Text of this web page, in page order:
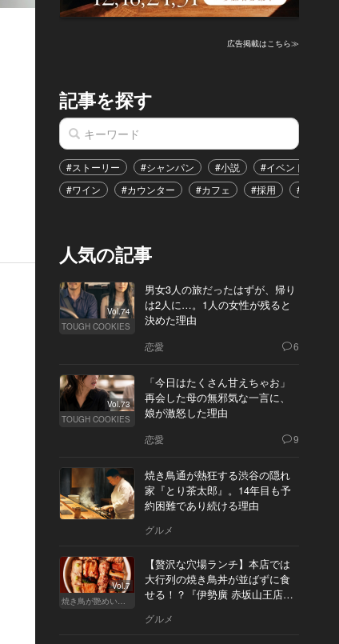
広告掲載はこちら≫
記事を探す
#ストーリー #シャンパン #小説 #イベント
#ワイン
#カウンター #カフェ #採用 #恋愛
人気の記事
Vol.74
TOUGH COOKIES
男女3人の旅だったはずが、帰り
は2人に…。1人の女性が残ると
決めた理由
恋愛 6
Vol.73
TOUGH COOKIES
「今日はたくさん甘えちゃお」
再会した母の無邪気な一言に、
娘が激怒した理由
恋愛 9
焼き鳥通が熱狂する渋谷の隠れ
家『とり茶太郎』。14年目も予
約困難であり続ける理由
グルメ
Vol.7
焼き鳥が艶めいてきた
【贅沢な穴場ランチ】本店では
大行列の焼き鳥丼が並ばずに食
せる！？『伊勢廣 赤坂山王店』
グルメ